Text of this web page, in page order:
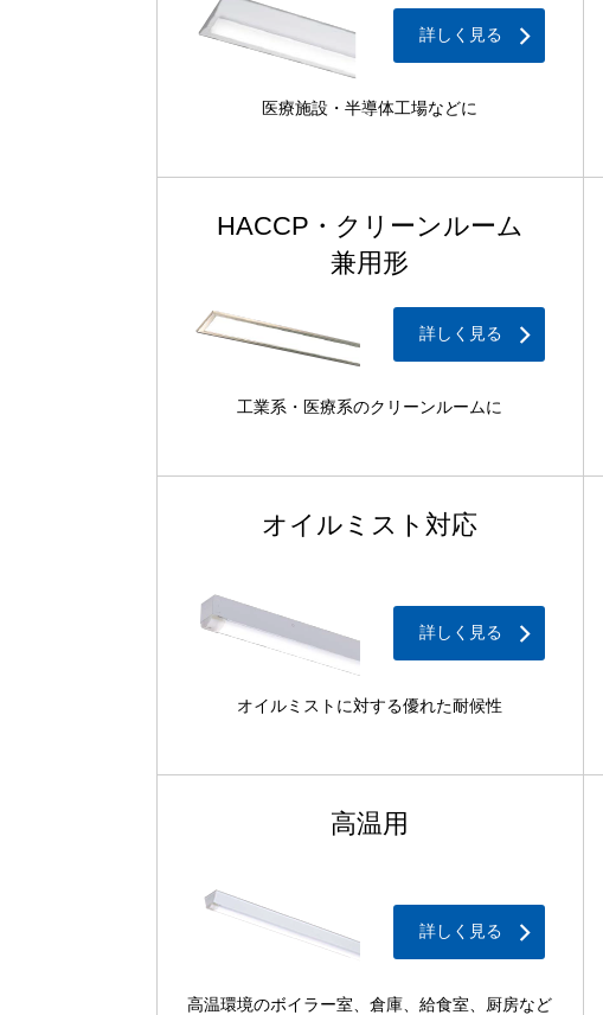
詳しく見る
医療施設・半導体工場などに
HACCP・ クリーンルーム
兼用形
詳しく見る
工業系・医療系のクリーンルームに
オイルミスト対応
詳しく見る
オイルミストに対する優れた耐候性
高温用
詳しく見る
高温環境のボイラー室、倉庫、給食室、厨房など